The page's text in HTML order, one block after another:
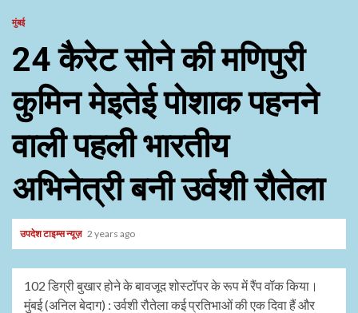
मुंबई
24 कैरेट सोने की मणिपुरी
कुमिन मेइतेई पोशाक पहनने
वाली पहली भारतीय
अभिनेत्री बनी उर्वशी रौतेला
उपदेश टाइम्स न्यूज़ 2 years ago
102 डिग्री बुखार होने के बावजूद शोस्टॉपर के रूप में रैंप वॉक किया।
मुंबई (अनिल बेदाग) : उर्वशी रौतेला कई प्रतिभाओं की एक दिवा हैं और